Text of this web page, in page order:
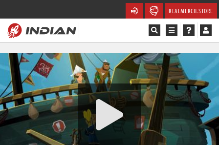
REALMERCH.STORE
Magazín
Recenze
Videa
Soutěže